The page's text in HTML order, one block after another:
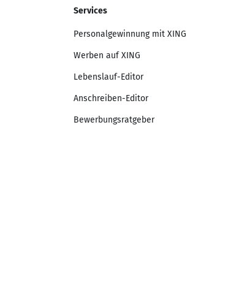
Services
Personalgewinnung mit XING
Werben auf XING
Lebenslauf-Editor
Anschreiben-Editor
Bewerbungsratgeber